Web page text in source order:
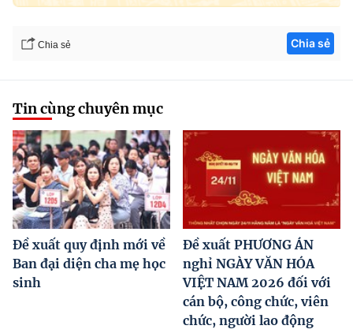
Chia sẻ Chia sẻ
Tin cùng chuyên mục
Đề xuất quy định mới về
Ban đại diện cha mẹ học
sinh
Đề xuất PHƯƠNG ÁN
nghỉ NGÀY VĂN HÓA
VIỆT NAM 2026 đối với
cán bộ, công chức, viên
chức, người lao động